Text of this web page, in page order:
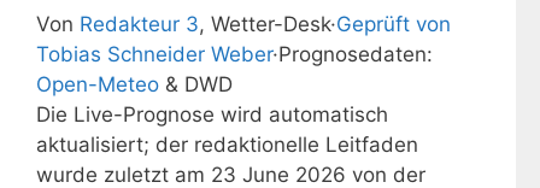
Von Redakteur 3, Wetter-Desk·Geprüft von
Tobias Schneider Weber·Prognosedaten:
Open-Meteo & DWD
Die Live-Prognose wird automatisch
aktualisiert; der redaktionelle Leitfaden
wurde zuletzt am 23 June 2026 von der